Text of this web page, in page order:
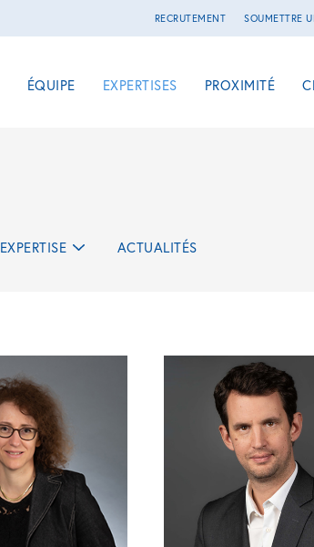
RECRUTEMENT SOUMETTRE
ÉQUIPE EXPERTISES PROXIMITÉ
EXPERTISE ACTUALITÉS